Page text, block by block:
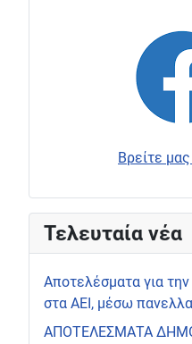
Βρείτε
Τελευταία νέα
Αποτελέσματα για
στα ΑΕΙ, μέσω
ΑΠΟΤΕΛΕΣΜΑΤΑ